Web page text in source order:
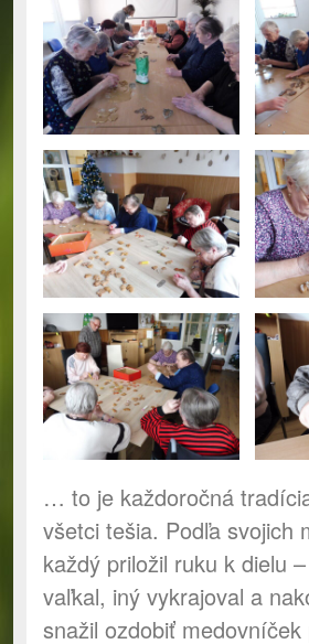
… to je každoročná
všetci tešia. Podľa svojich
každý priložil ruku k dielu
vaľkal, iný vykrajoval a
snažil ozdobiť medovníček